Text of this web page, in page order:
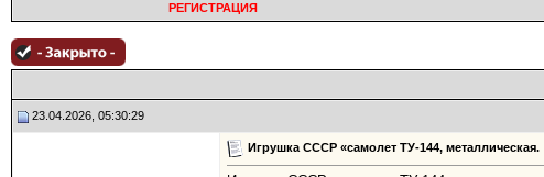
РЕГИСТРАЦИЯ
23.04.2026, 05:30:29
Игрушка СССР «самолет ТУ-144, металлическая.